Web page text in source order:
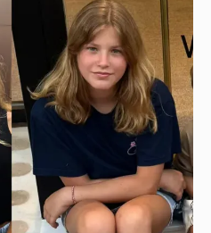
Бондарчук
с матерью и братьями